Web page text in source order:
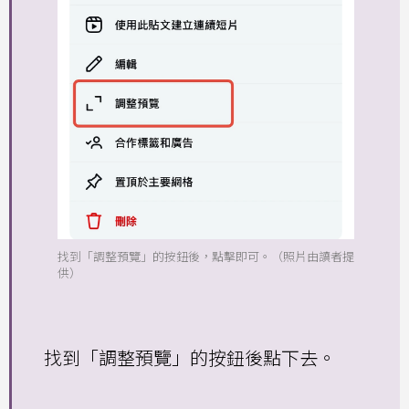
找到「調整預覽」的按鈕後，點擊即可。（照片由讀者提
供）
找到「調整預覽」的按鈕後點下去。